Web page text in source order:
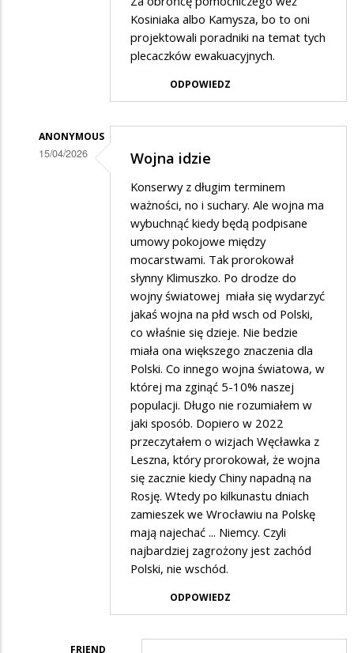
cos
Kosiniaka albo Kamysza, bo to oni
projektowali poradniki na temat tych
plecaczków ewakuacyjnych.
ODPOWIEDZ
ANONYMOUS
15/04/2026 Wojna idzie
Konserwy z długim terminem
ważności, no i suchary. Ale wojna ma
wybuchnąć kiedy będą podpisane
umowy pokojowe między
mocarstwami. Tak prorokował
słynny Klimuszko. Po drodze do
wojny światowej miała się wydarzyć
jakaś wojna na płd wsch od Polski,
co właśnie się dzieje. Nie bedzie
miała ona większego znaczenia dla
Polski. Co innego wojna światowa, w
której ma zginąć 5-10% naszej
populacji. Długo nie rozumiałem w
jaki sposób. Dopiero w 2022
przeczytałem o wizjach Węcławka z
Leszna, który prorokował, że wojna
się zacznie kiedy Chiny napadną na
Rosję. Wtedy po kilkunastu dniach
zamieszek we Wrocławiu na Polskę
mają najechać ... Niemcy. Czyli
najbardziej zagrożony jest zachód
Polski, nie wschód.
ODPOWIEDZ
FRIEND